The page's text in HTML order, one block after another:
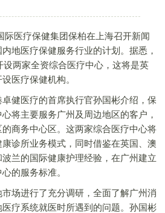
医疗保健集团保柏在上海召开新闻
地医疗保健服务行业的计划。据悉，
设两家全资综合医疗中心，这将是英
医疗保健机构。
医疗的首席执行官孙国彬介绍，保
将主要服务广州及周边地区的客户，
商务中心区。这两家综合医疗中心将
诊所业务模式，同时借鉴在英国、澳
兰的国际健康护理经验，在广州建立
的服务标准。
进行了充分调研，全面了解广州消
疗系统就医时所遇到的问题。孙国彬